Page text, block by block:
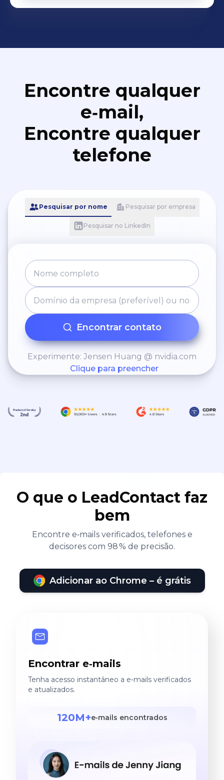
Encontre qualquer
e‑mail,
Encontre qualquer
telefone
Pesquisar por nome Pesquisar por empresa
Pesquisar no LinkedIn
Encontrar contato
Experimente: Jensen Huang @ nvidia.com
Clique para preencher
O que o LeadContact faz
bem
Encontre e‑mails verificados, telefones e
decisores com 98 % de precisão.
Adicionar ao Chrome – é grátis
Encontrar e‑mails
Tenha acesso instantâneo a e‑mails verificados
e atualizados.
120M+e‑mails encontrados